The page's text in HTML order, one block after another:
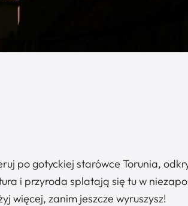
po gotyckiej starówce Torunia,
i przyroda splatają się tu w
więcej, zanim jeszcze wyruszysz!